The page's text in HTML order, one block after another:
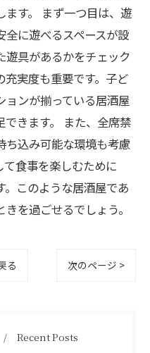
す。 まず一つ目は、遊
全に遊べるスペースが設
遊具があるかをチェック
充実度も重要です。子ど
ョンが揃っている居酒屋
きます。 また、全席禁
ち込み可能な環境も考慮
食事を楽しむために
。このような居酒屋であ
を過ごせるでしょう。
る 次のページ >
Recent Posts